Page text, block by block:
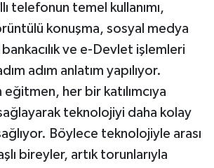
telefonun temel kullanımı,
konuşma, sosyal medya
bankacılık ve e-Devlet işlemleri
adım anlatım yapılıyor.
eğitmen, her bir katılımcıya
teknolojiyi daha kolay
Böylece teknolojiyle arası
bireyler, artık torunlarıyla